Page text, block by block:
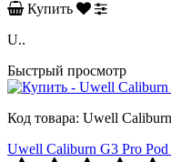
Купить
U..
Быстрый просмотр
Код товара: Uwell
Uwell Caliburn G3 Pro